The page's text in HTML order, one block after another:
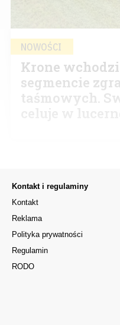
NOWOŚCI
Krone
segmencie
taśmowych.
Kontakt i regulaminy
Kontakt
Reklama
Polityka prywatności
Regulamin
RODO